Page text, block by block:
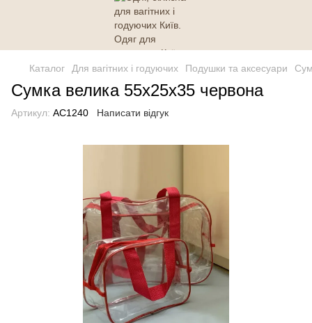
Каталог Для вагітних і годуючих Подушки та аксесуари
Сумка велика 55х25х35 червона
Артикул: AC1240 Написати відгук